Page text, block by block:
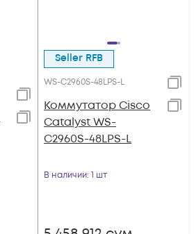
Seller RFB
WS-C2960S-48LPS-L
Коммутатор Cisco
Catalyst WS-
C2960S-48LPS-L
В наличии: 1 шт